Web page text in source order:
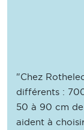
"Chez
différents :
50 à 90 cm
aident à